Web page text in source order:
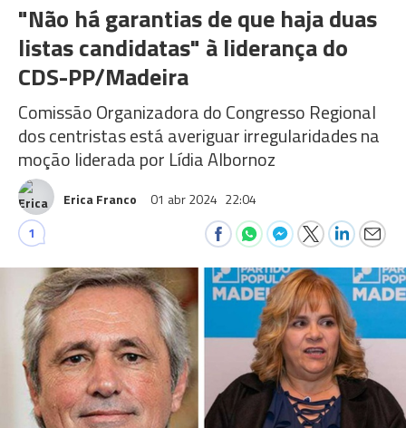
"Não há garantias de que haja duas
listas candidatas" à liderança do
CDS-PP/Madeira
Comissão Organizadora do Congresso Regional
dos centristas está averiguar irregularidades na
moção liderada por Lídia Albornoz
Erica Franco 01 abr 2024 22:04
1